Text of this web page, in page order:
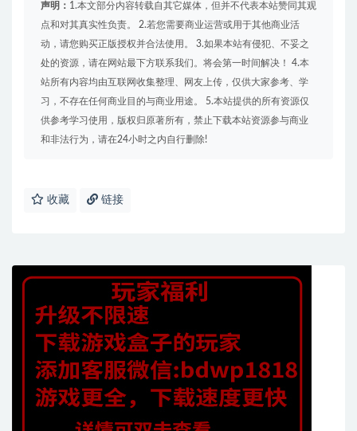
声明： 1.本文部分内容转载自其它媒体，但并不代表本站赞同其观
点和对其真实性负责。 2.若您需要商业运营或用于其他商业活
动，请您购买正版授权并合法使用。 3.如果本站有侵犯、不妥之
处的资源，请在网站最下方联系我们。将会第一时间解决！ 4.本
站所有内容均由互联网收集整理、网友上传，仅供大家参考、学
习，不存在任何商业目的与商业用途。 5.本站提供的所有资源仅
供参考学习使用，版权归原著所有，禁止下载本站资源参与商业
和非法行为，请在24小时之内自行删除!
收藏 链接